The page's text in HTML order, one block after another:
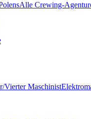
Alle Crewing-
Vierter Maschinist